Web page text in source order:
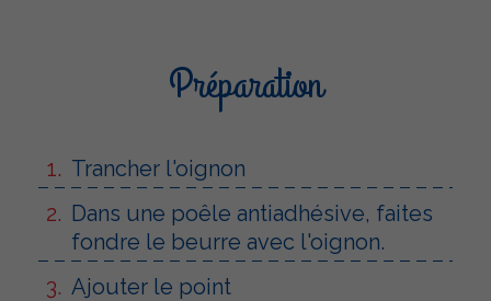
Préparation
Trancher l'oignon
Dans une poêle antiadhésive, faites
fondre le beurre avec l'oignon.
Ajouter le point